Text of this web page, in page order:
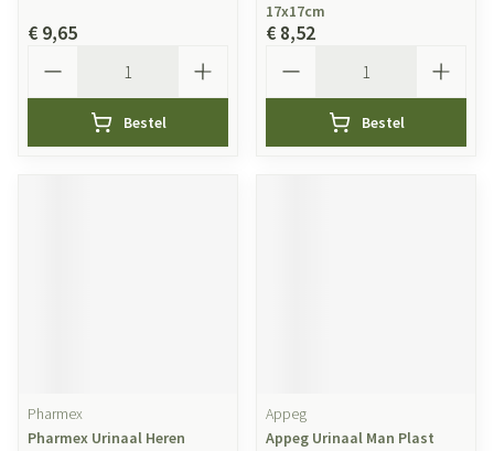
€ 9,65
Bestel
17x17cm
€ 8,52
Bestel
Pharmex
Pharmex Urinaal Heren
Appeg
Appeg Urinaal Man Plast